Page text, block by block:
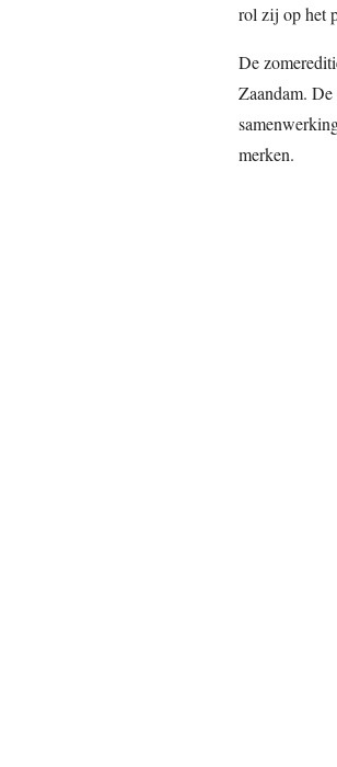
rol zij op het
De
Zaandam.
merken.